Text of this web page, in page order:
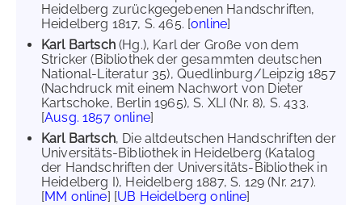
Heidelberg zurückgegebenen Handschriften,
Heidelberg 1817, S. 465. [online]
Karl Bartsch(Hg.), Karl der Große von dem
Stricker (Bibliothek der gesammten deutschen
National-Literatur 35), Quedlinburg/Leipzig 1857
(Nachdruck mit einem Nachwort von Dieter
Kartschoke, Berlin 1965), S. XLI (Nr. 8), S. 433.
[Ausg. 1857 online]
Karl Bartsch, Die altdeutschen Handschriften der
Universitäts-Bibliothek in Heidelberg (Katalog
der Handschriften der Universitäts-Bibliothek in
Heidelberg I), Heidelberg 1887, S. 129 (Nr. 217).
[MM online] [UB Heidelberg online]